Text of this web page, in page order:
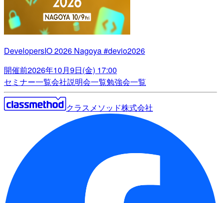
DevelopersIO 2026 Nagoya #devio2026
開催前2026年10月9日(金) 17:00
セミナー一覧会社説明会一覧勉強会一覧
クラスメソッド株式会社